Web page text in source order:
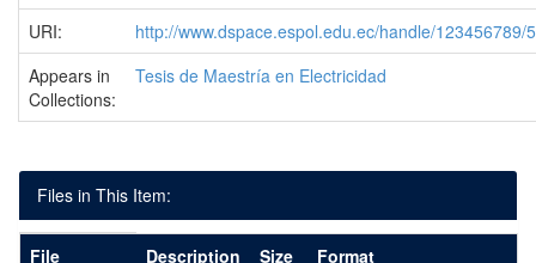
URI:
http://www.dspace.espol.edu.ec/handle/123456789/
Appears in
Collections:
Tesis de Maestría en Electricidad
Files in This Item:
File Description Size
Format